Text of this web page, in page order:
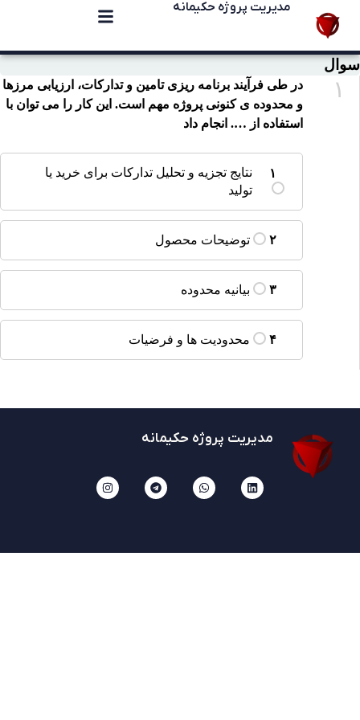
مدیریت پروژه حکیمانه
سوال
۱
در طی فرآیند برنامه ریزی تامین و تدارکات، ارزیابی مرزها
و محدوده ی کنونی پروژه مهم است. این کار را می توان با
استفاده از …. انجام داد
۱
نتایج تجزیه و تحلیل تدارکات برای خرید یا
تولید
۲ توضیحات محصول
۳ بیانیه محدوده
۴ محدودیت ها و فرضیات
مدیریت پروژه حکیمانه